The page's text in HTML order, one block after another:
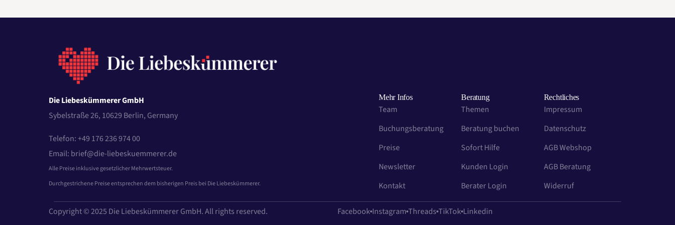
Die Liebeskümmerer GmbH
Sybelstraße 26, 10629 Berlin, Germany
Telefon: +49 176 236 974 00
Email: brief@die-liebeskuemmerer.de
Alle Preise inklusive gesetzlicher Mehrwertsteuer.
Durchgestrichene Preise entsprechen dem bisherigen Preis bei Die Liebeskümmerer.
Mehr Infos
Team
Buchungsberatung
Preise
Newsletter
Kontakt
Beratung
Themen
Beratung buchen
Sofort Hilfe
Kunden Login
Berater Login
Rechtliches
Impressum
Datenschutz
AGB Webshop
AGB Beratung
Widerruf
Copyright © 2025 Die Liebeskümmerer GmbH. All rights reserved. Facebook Instagram Threads TikTok Linkedin